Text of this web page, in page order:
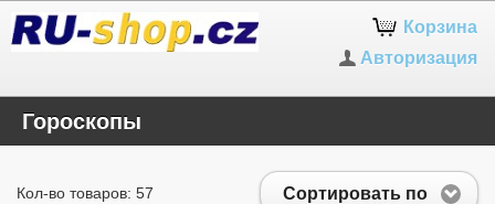
Корзина
Авторизация
Гороскопы
Сортировать по
Кол-во товаров: 57